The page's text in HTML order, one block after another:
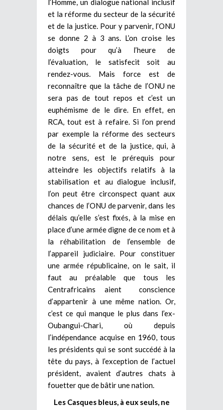
l’Homme, un dialogue national inclusif
et la réforme du secteur de la sécurité
et de la justice. Pour y parvenir, l’ONU
se donne 2 à 3 ans. L’on croise les
doigts pour qu’à l’heure de
l’évaluation, le satisfecit soit au
rendez-vous. Mais force est de
reconnaître que la tâche de l’ONU ne
sera pas de tout repos et c’est un
euphémisme de le dire. En effet, en
RCA, tout est à refaire. Si l’on prend
par exemple la réforme des secteurs
de la sécurité et de la justice, qui, à
notre sens, est le prérequis pour
atteindre les objectifs relatifs à la
stabilisation et au dialogue inclusif,
l’on peut être circonspect quant aux
chances de l’ONU de parvenir, dans les
délais qu’elle s’est fixés, à la mise en
place d’une armée digne de ce nom et à
la réhabilitation de l’ensemble de
l’appareil judiciaire. Pour constituer
une armée républicaine, on le sait, il
faut au préalable que tous les
Centrafricains aient conscience
d’appartenir à une même nation. Or,
c’est ce qui manque le plus dans l’ex-
Oubangui-Chari, où depuis
l’indépendance acquise en 1960, tous
les présidents qui se sont succédé à la
tête du pays, à l’exception de l’actuel
président, avaient d’autres chats à
fouetter que de bâtir une nation.
Les Casques bleus, à eux seuls, ne